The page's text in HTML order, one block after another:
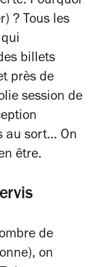
? Tous les
billets
près de
session de
au sort… On
être.
de
on